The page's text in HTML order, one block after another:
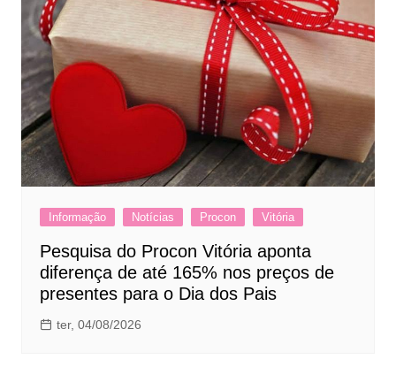
Informação Notícias Procon Vitória
Pesquisa do Procon Vitória aponta
diferença de até 165% nos preços de
presentes para o Dia dos Pais
ter, 04/08/2026